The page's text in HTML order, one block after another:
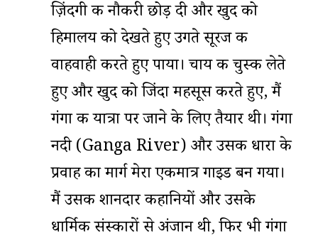
ज़िंदगी की नौकरी छोड़ दी और खुद को
हिमालय को देखते हुए उगते सूरज की
वाहवाही करते हुए पाया। चाय की चुस्की लेते
हुए और खुद को जिंदा महसूस करते हुए, मैं
गंगा की यात्रा पर जाने के लिए तैयार थी। गंगा
नदी (Ganga River) और उसकी धारा के
प्रवाह का मार्ग मेरा एकमात्र गाइड बन गया।
मैं उसकी शानदार कहानियों और उसके
धार्मिक संस्कारों से अंजान थी, फिर भी गंगा